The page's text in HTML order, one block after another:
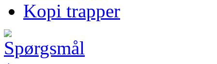
Kopi trapper